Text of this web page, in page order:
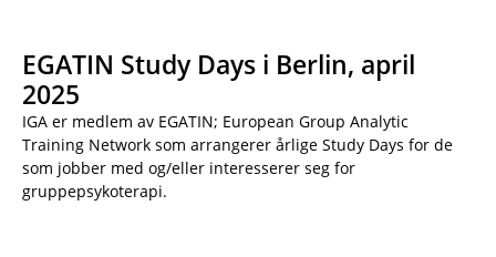
EGATIN Study Days i Berlin, april
2025
IGA er medlem av EGATIN; European Group Analytic
Training Network som arrangerer årlige Study Days for de
som jobber med og/eller interesserer seg for
gruppepsykoterapi.